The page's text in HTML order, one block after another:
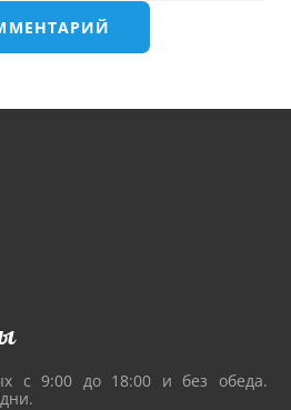
с 9:00 до 18:00 и без обеда.